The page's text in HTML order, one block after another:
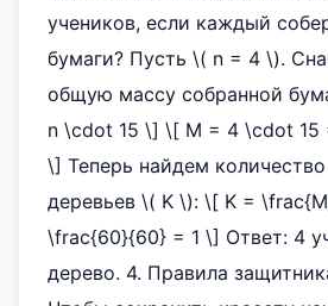
учеников, если каждый
бумаги? Пусть \( n = 4 \).
общую массу собранной
n \cdot 15 \] \[ M = 4 \cdot 15
\] Теперь найдем
деревьев \( K \): \[ K =
\frac{60}{60} = 1 \] Ответ: 4
дерево. 4. Правила